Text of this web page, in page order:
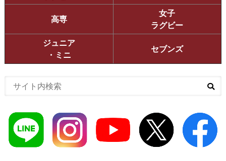
高専
女子
ラグビー
ジュニア
・ミニ
セブンズ